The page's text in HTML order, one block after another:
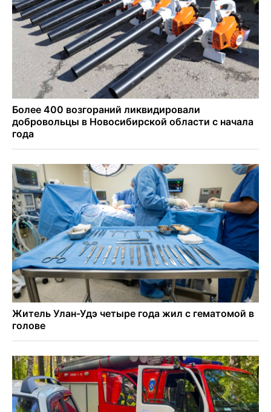
Подрядчика для ремонта подпорной стены на
Ипподромской ищут в Новосибирске